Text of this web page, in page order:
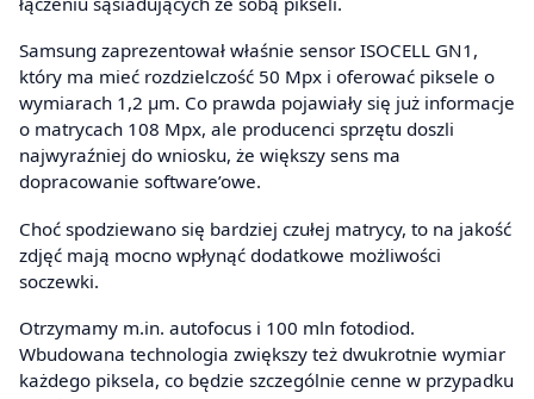
Samsung zaprezentował właśnie sensor ISOCELL GN1,
który ma mieć rozdzielczość 50 Mpx i oferować piksele o
wymiarach 1,2 µm. Co prawda pojawiały się już informacje
o matrycach 108 Mpx, ale producenci sprzętu doszli
najwyraźniej do wniosku, że większy sens ma
dopracowanie software’owe.
Choć spodziewano się bardziej czułej matrycy, to na jakość
zdjęć mają mocno wpłynąć dodatkowe możliwości
soczewki.
Otrzymamy m.in. autofocus i 100 mln fotodiod.
Wbudowana technologia zwiększy też dwukrotnie wymiar
każdego piksela, co będzie szczególnie cenne w przypadku